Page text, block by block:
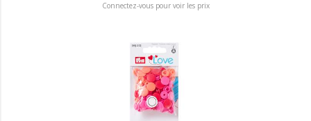
Connectez-vous pour voir les prix